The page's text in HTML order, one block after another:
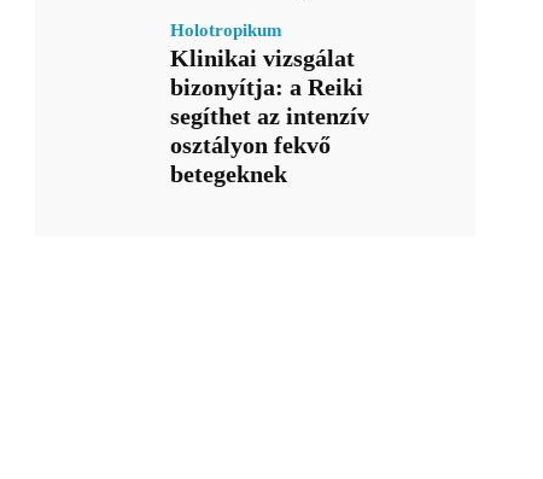
Holotropikum
Klinikai vizsgálat
bizonyítja: a Reiki
segíthet az intenzív
osztályon fekvő
betegeknek